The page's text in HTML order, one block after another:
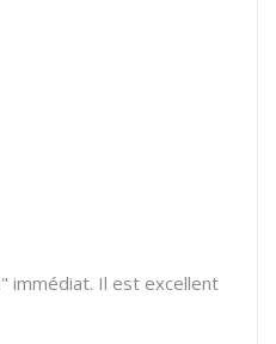
immédiat. Il est excellent